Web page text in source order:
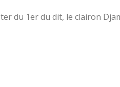
du 1er du dit, le clairon